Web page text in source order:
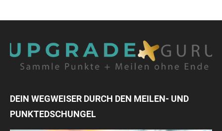
DEIN WEGWEISER DURCH DEN MEILEN- UND
PUNKTEDSCHUNGEL